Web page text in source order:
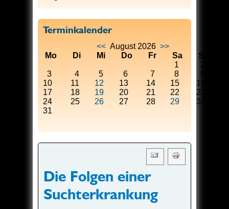
Terminkalender
<< August 2026 >>
Mo
Di Mi Do Fr Sa
So
1
3
4 5 6 7 8
9
10
11 12 13 14 15
16
17
18 19 20 21 22
23
24
25 26 27 28 29
30
31
Die Folgen einer
Suchterkrankung